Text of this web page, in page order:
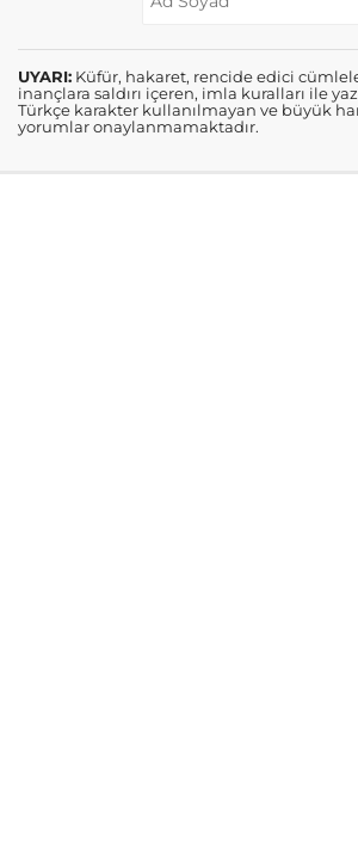
UYARI: Küfür, hakaret, rencide edici
inançlara saldırı içeren, imla kuralları ile
Türkçe karakter kullanılmayan ve büyük
yorumlar onaylanmamaktadır.